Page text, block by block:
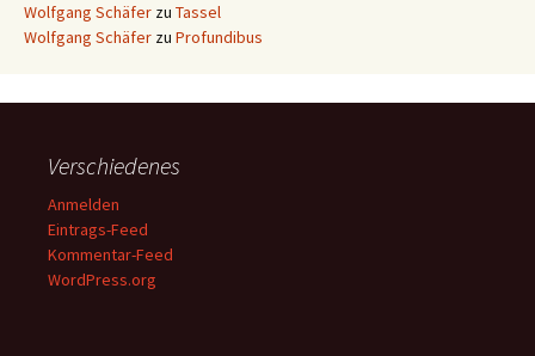
Wolfgang Schäfer zu Tassel
Wolfgang Schäfer zu Profundibus
Verschiedenes
Anmelden
Eintrags-Feed
Kommentar-Feed
WordPress.org